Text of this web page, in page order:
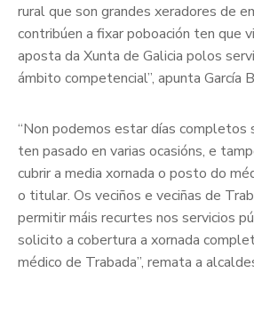
rural que son grandes xeradores de
contribúen a fixar poboación ten que
aposta da Xunta de Galicia polos
ámbito competencial”, apunta García
“Non podemos estar días completos
ten pasado en varias ocasións, e
cubrir a media xornada o posto do
o titular. Os veciños e veciñas de
permitir máis recurtes nos servicios
solicito a cobertura a xornada
médico de Trabada”, remata a